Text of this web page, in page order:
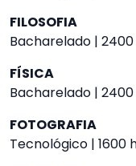
FILOSOFIA
Bacharelado |
FÍSICA
Bacharelado |
FOTOGRAFIA
Tecnológico | 1600